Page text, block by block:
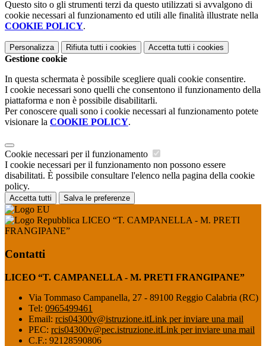
Questo sito o gli strumenti terzi da questo utilizzati si avvalgono di
cookie necessari al funzionamento ed utili alle finalità illustrate nella
COOKIE POLICY.
Personalizza Rifiuta tutti i cookies Accetta tutti i cookies
Gestione cookie
In questa schermata è possibile scegliere quali cookie consentire.
I cookie necessari sono quelli che consentono il funzionamento della
piattaforma e non è possibile disabilitarli.
Per conoscere quali sono i cookie necessari al funzionamento potete
visionare la COOKIE POLICY.
Cookie necessari per il funzionamento
I cookie necessari per il funzionamento non possono essere
disabilitati. È possibile consultare l'elenco nella pagina della cookie
policy.
Accetta tutti Salva le preferenze
LICEO “T. CAMPANELLA - M. PRETI
FRANGIPANE”
Contatti
LICEO “T. CAMPANELLA - M. PRETI FRANGIPANE”
Via Tommaso Campanella, 27 - 89100 Reggio Calabria (RC)
Tel: 0965499461
Email: rcis04300v@istruzione.itLink per inviare una mail
PEC: rcis04300v@pec.istruzione.itLink per inviare una mail
C.F.: 92128590806